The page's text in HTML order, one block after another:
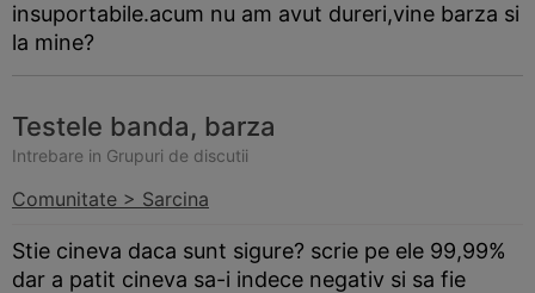
insuportabile.acum nu am avut dureri,vine barza si
la mine?
Testele banda, barza
Intrebare in Grupuri de discutii
Comunitate > Sarcina
Stie cineva daca sunt sigure? scrie pe ele 99,99%
dar a patit cineva sa-i indece negativ si sa fie